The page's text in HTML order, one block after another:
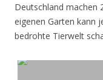
Deutschland machen
eigenen Garten kann
bedrohte Tierwelt